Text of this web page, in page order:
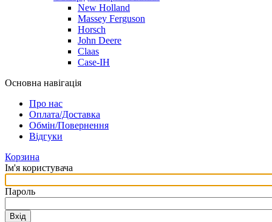
New Holland
Massey Ferguson
Horsch
John Deere
Claas
Case-IH
Основна навігація
Про нас
Оплата/Доставка
Обмін/Повернення
Відгуки
Корзина
Ім'я користувача
Пароль
Вхід